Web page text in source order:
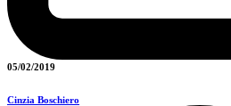
05/02/2019
Cinzia Boschiero